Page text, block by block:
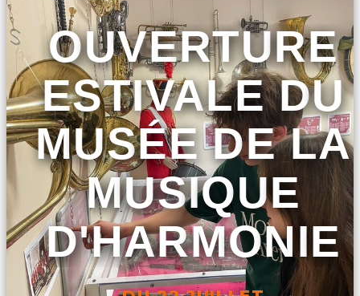
OUVERTURE
ESTIVALE DU
MUSÉE DE LA
MUSIQUE
D'HARMONIE